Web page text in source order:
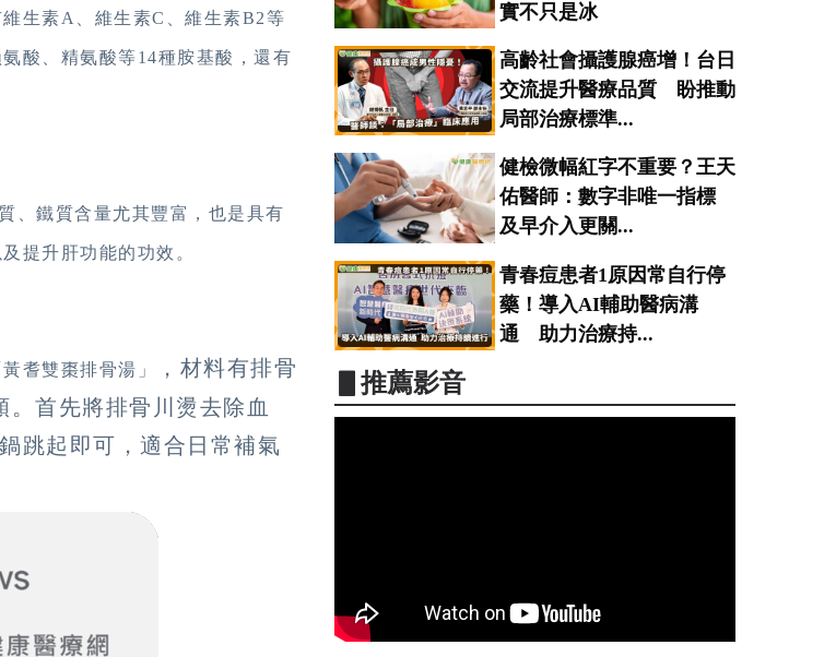
生素A、維生素C、維生素B2等
酸、精氨酸等14種胺基酸，還有
、鐵質含量尤其豐富，也是具有
提升肝功能的功效。
耆雙棗排骨湯」
，材料有排骨
首先將排骨川燙去除血
跳起即可，適合日常補氣
實不只是冰
高齡社會攝護腺癌增！台日
交流提升醫療品質 盼推動
局部治療標準...
健檢微幅紅字不重要？王天
佑醫師：數字非唯一指標
及早介入更關...
青春痘患者1原因常自行停
藥！導入AI輔助醫病溝
通 助力治療持...
▋推薦影音